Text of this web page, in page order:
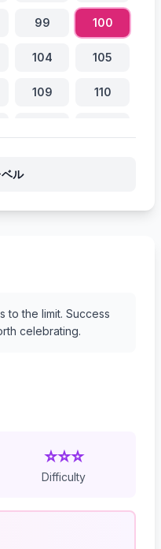
99 100
104 105
109 110
ル
to the limit. Success
celebrating.
⭐⭐⭐
Difficulty